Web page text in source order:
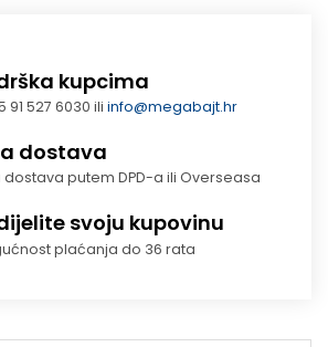
kupcima
91 527 6030 iliinfo@megabajt.hr
dostava
dostava putem DPD-a ili Overseasa
svoju kupovinu
plaćanja do 36 rata